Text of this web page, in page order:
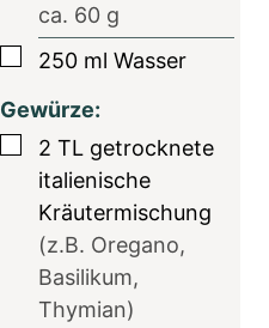
ca. 60 g
▢
250 ml Wasser
Gewürze:
▢
2 TL getrocknete
italienische
Kräutermischung
(z.B. Oregano,
Basilikum,
Thymian)